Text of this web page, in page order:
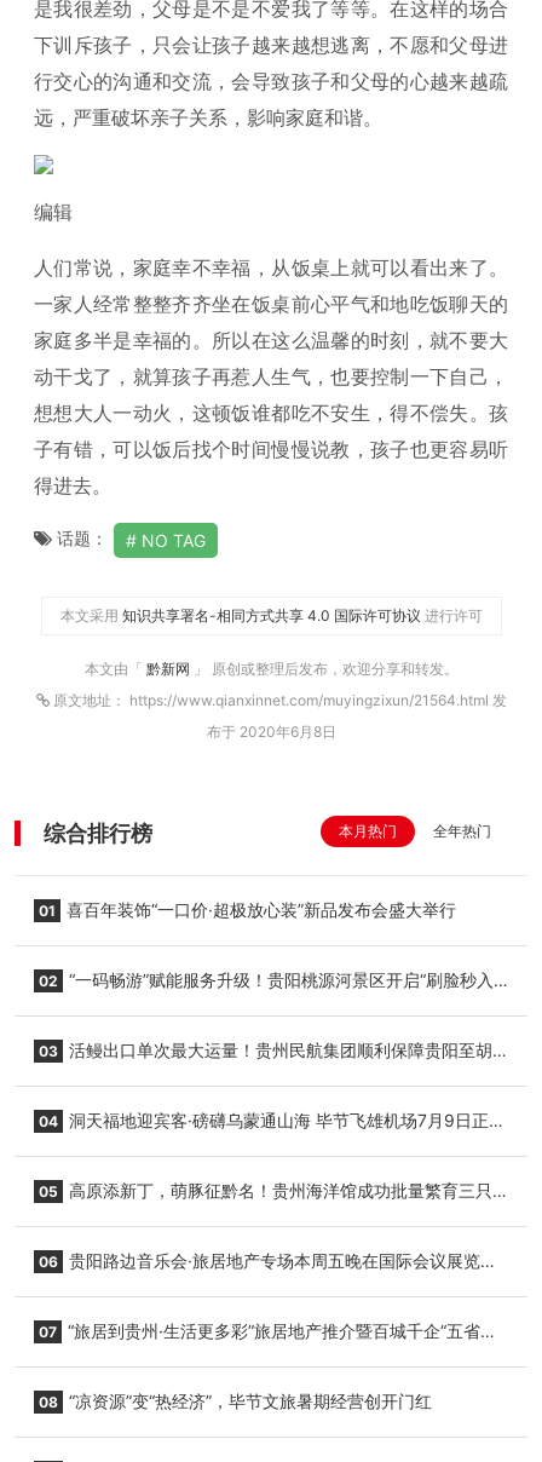
是我很差劲，父母是不是不爱我了等等。在这样的场合
下训斥孩子，只会让孩子越来越想逃离，不愿和父母进
行交心的沟通和交流，会导致孩子和父母的心越来越疏
远，严重破坏亲子关系，影响家庭和谐。
编辑
人们常说，家庭幸不幸福，从饭桌上就可以看出来了。
一家人经常整整齐齐坐在饭桌前心平气和地吃饭聊天的
家庭多半是幸福的。所以在这么温馨的时刻，就不要大
动干戈了，就算孩子再惹人生气，也要控制一下自己，
想想大人一动火，这顿饭谁都吃不安生，得不偿失。孩
子有错，可以饭后找个时间慢慢说教，孩子也更容易听
得进去。
话题： NO TAG
本文采用 知识共享署名-相同方式共享 4.0 国际许可协议 进行许可
本文由「 黔新网 」 原创或整理后发布，欢迎分享和转发。
原文地址： https://www.qianxinnet.com/muyingzixun/21564.html 发
布于 2020年6月8日
综合排行榜 本月热门 全年热门
01 喜百年装饰“一口价·超极放心装”新品发布会盛大举行
02 “一码畅游”赋能服务升级！贵阳桃源河景区开启“刷脸秒入
03 活鳗出口单次最大运量！贵州民航集团顺利保障贵阳至胡
04 洞天福地迎宾客·磅礴乌蒙通山海 毕节飞雄机场7月9日正式
05 高原添新丁，萌豚征黔名！贵州海洋馆成功批量繁育三只
06 贵阳路边音乐会·旅居地产专场本周五晚在国际会议展览中
07 “旅居到贵州·生活更多彩”旅居地产推介暨百城千企“五省
08 “凉资源”变“热经济”，毕节文旅暑期经营创开门红